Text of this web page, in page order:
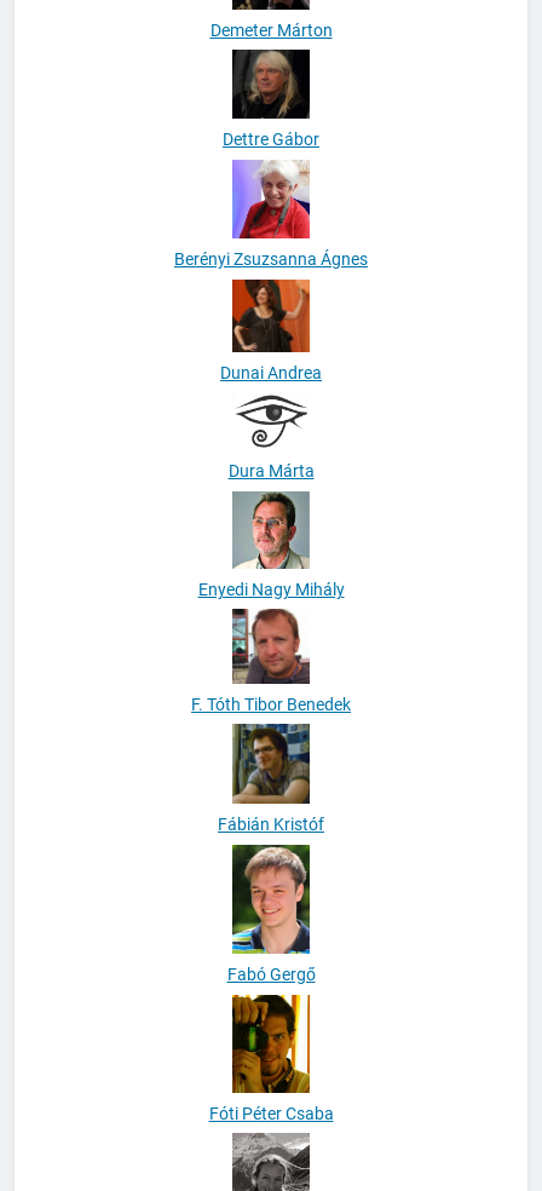
Demeter Márton
Dettre Gábor
Berényi Zsuzsanna Ágnes
Dunai Andrea
Dura Márta
Enyedi Nagy Mihály
F. Tóth Tibor Benedek
Fábián Kristóf
Fabó Gergő
Fóti Péter Csaba